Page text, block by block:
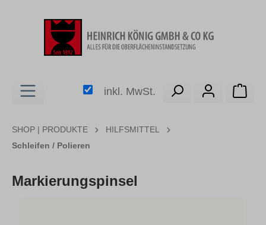
inkl. MwSt.
SHOP | PRODUKTE
HILFSMITTEL
Schleifen / Polieren
Markierungspinsel